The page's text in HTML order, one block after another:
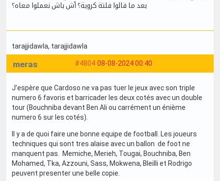
بعد ما قالوا فلتة كروية؟ ٱش باش نعملوا معاه؟
tarajjidawla, tarajjidawla
#4804 08-08-2024 00:40
meras
J’espère que Cardoso ne va pas tuer le jeux avec son triple
numero 6 favoris et barricader les deux cotés avec un double
tour (Bouchniba devant Ben Ali ou carrément un énième
numero 6 sur les cotés).
Il y a de quoi faire une bonne equipe de football. Les joueurs
techniques qui sont tres alaise avec un ballon de foot ne
manquent pas. Memiche, Merieh, Tougai, Bouchniba, Ben
Mohamed, Tka, Azzouni, Sass, Mokwena, Bleilli et Rodrigo
peuvent presenter une belle copie.